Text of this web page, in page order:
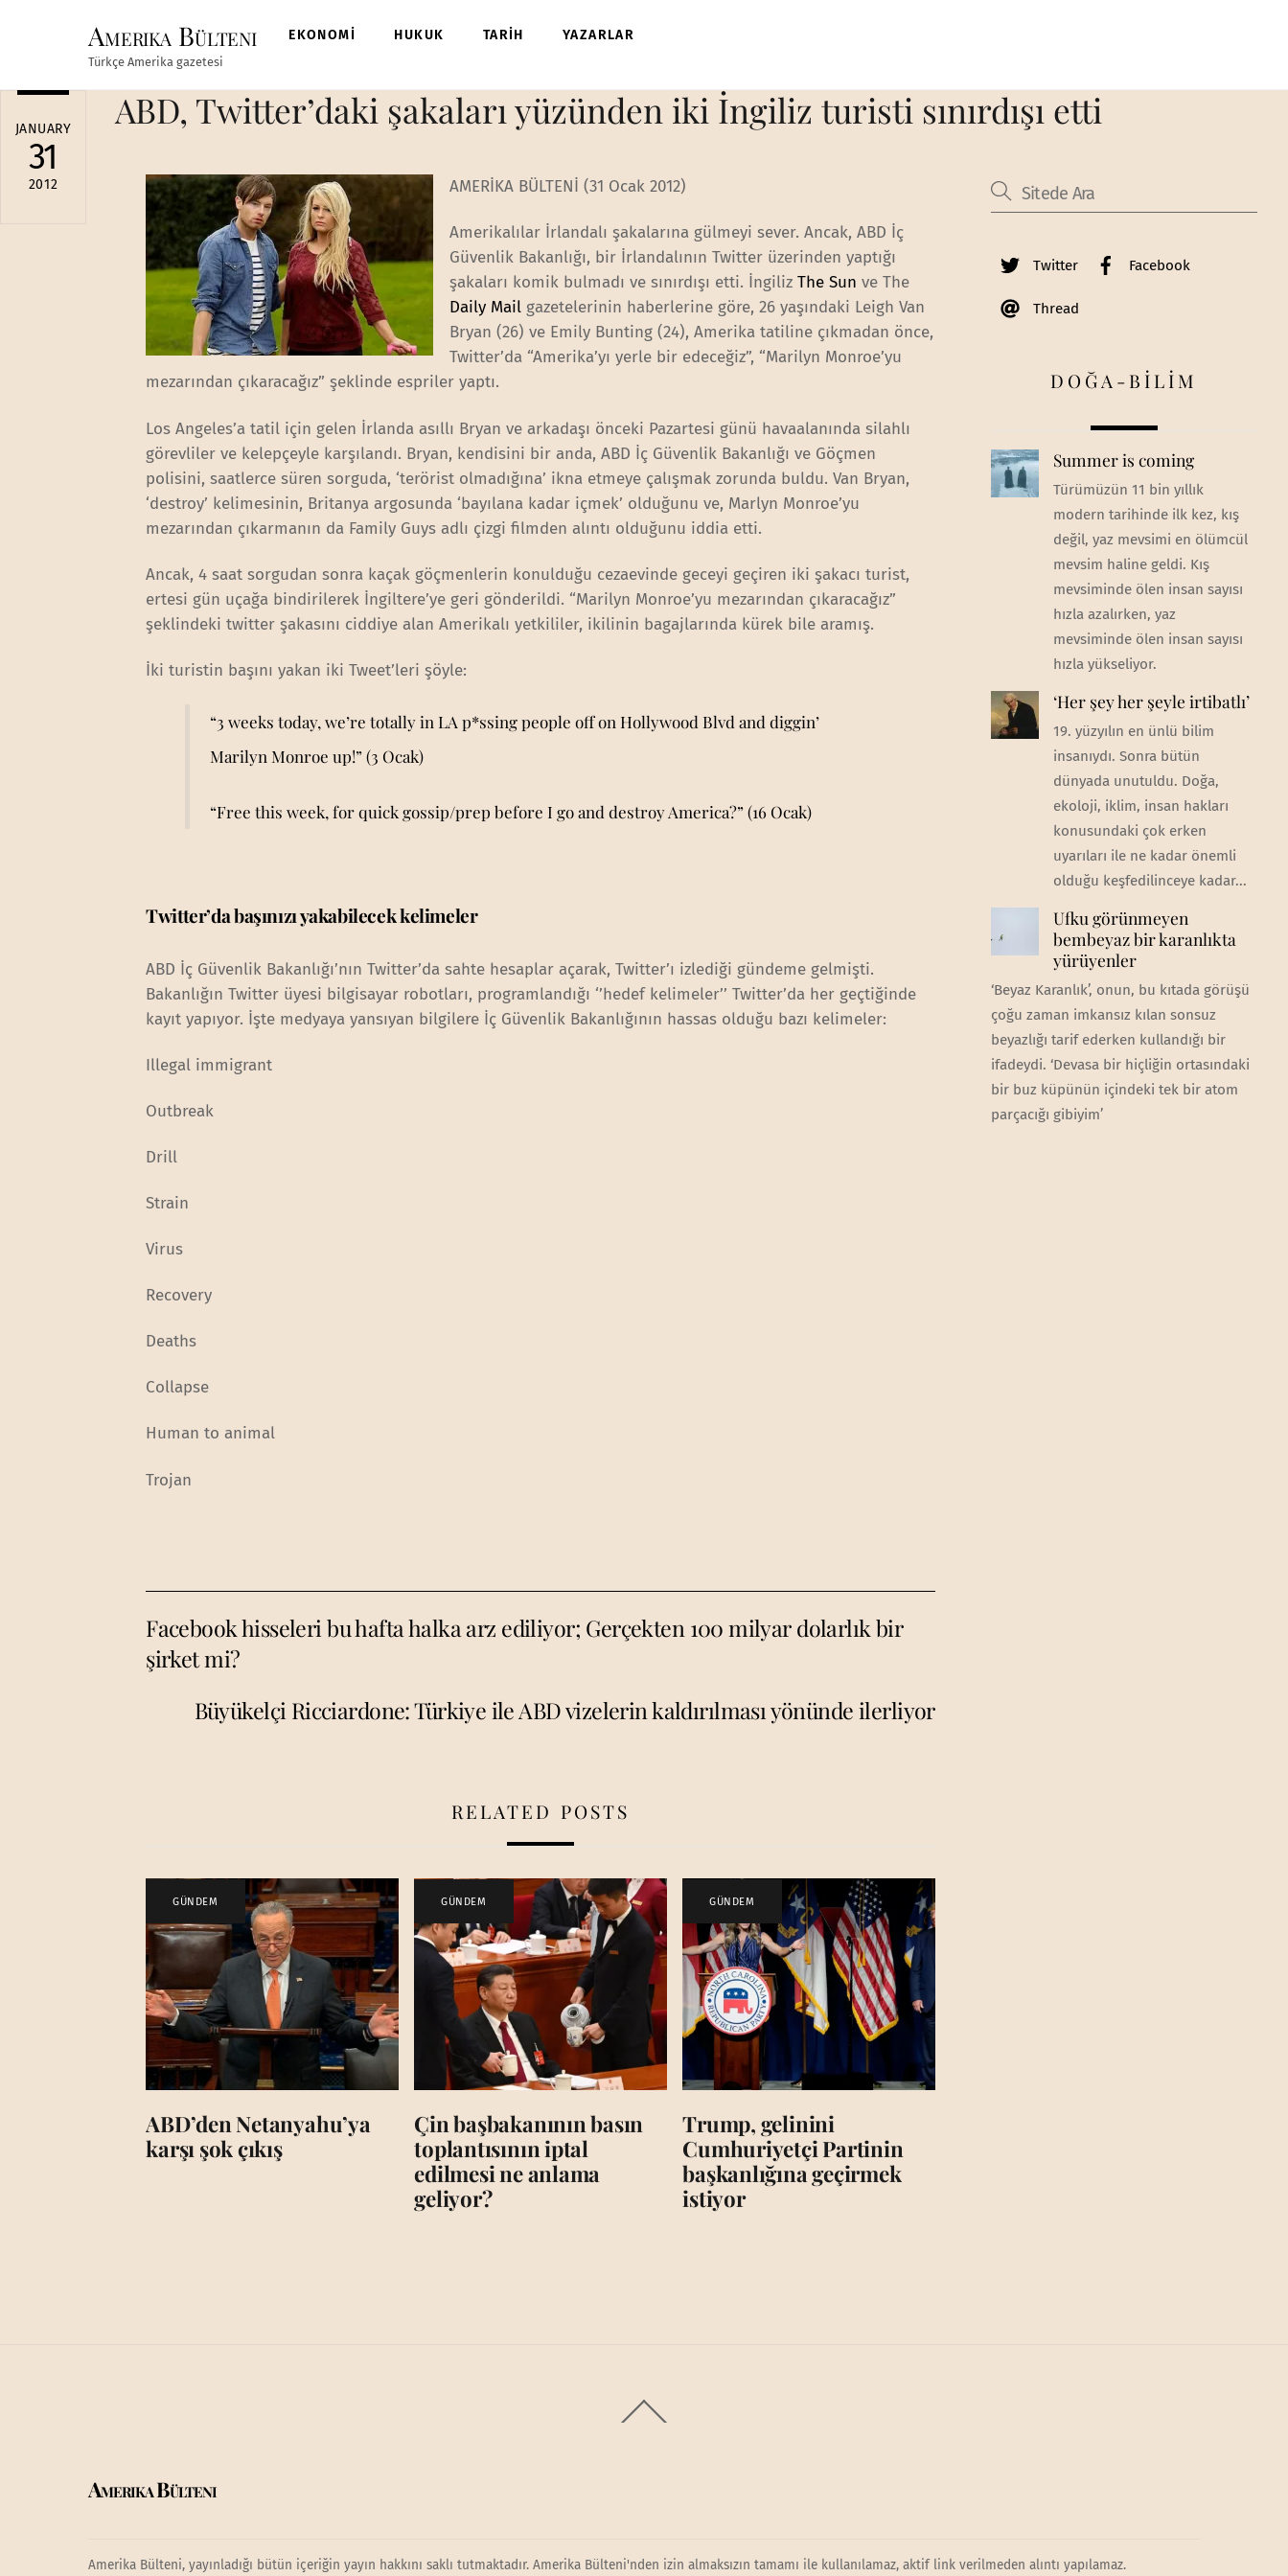
Amerika Bülteni
Türkçe Amerika gazetesi
EKONOMİ HUKUK TARİH YAZARLAR
JANUARY
31
2012
ABD, Twitter’daki şakaları yüzünden iki İngiliz turisti sınırdışı etti
AMERİKA BÜLTENİ (31 Ocak 2012)
Amerikalılar İrlandalı şakalarına gülmeyi sever. Ancak, ABD İç
Güvenlik Bakanlığı, bir İrlandalının Twitter üzerinden yaptığı
şakaları komik bulmadı ve sınırdışı etti. İngilizThe Sun ve The
Daily Mail gazetelerinin haberlerine göre, 26 yaşındaki Leigh Van
Bryan (26) ve Emily Bunting (24), Amerika tatiline çıkmadan önce,
Twitter’da “Amerika’yı yerle bir edeceğiz”, “Marilyn Monroe’yu
mezarından çıkaracağız” şeklinde espriler yaptı.
Los Angeles’a tatil için gelen İrlanda asıllı Bryan ve arkadaşı önceki Pazartesi günü havaalanında silahlı
görevliler ve kelepçeyle karşılandı. Bryan, kendisini bir anda, ABD İç Güvenlik Bakanlığı ve Göçmen
polisini, saatlerce süren sorguda, ‘terörist olmadığına’ ikna etmeye çalışmak zorunda buldu. Van Bryan,
‘destroy’ kelimesinin, Britanya argosunda ‘bayılana kadar içmek’ olduğunu ve, Marlyn Monroe’yu
mezarından çıkarmanın da Family Guys adlı çizgi filmden alıntı olduğunu iddia etti.
Ancak, 4 saat sorgudan sonra kaçak göçmenlerin konulduğu cezaevinde geceyi geçiren iki şakacı turist,
ertesi gün uçağa bindirilerek İngiltere’ye geri gönderildi. “Marilyn Monroe’yu mezarından çıkaracağız”
şeklindeki twitter şakasını ciddiye alan Amerikalı yetkililer, ikilinin bagajlarında kürek bile aramış.
İki turistin başını yakan iki Tweet’leri şöyle:
“3 weeks today, we’re totally in LA p*ssing people off on Hollywood Blvd and diggin’
Marilyn Monroe up!” (3 Ocak)
“Free this week, for quick gossip/prep before I go and destroy America?” (16 Ocak)
Twitter’da başınızı yakabilecek kelimeler
ABD İç Güvenlik Bakanlığı’nın Twitter’da sahte hesaplar açarak, Twitter’ı izlediği gündeme gelmişti.
Bakanlığın Twitter üyesi bilgisayar robotları, programlandığı ‘’hedef kelimeler’’ Twitter’da her geçtiğinde
kayıt yapıyor. İşte medyaya yansıyan bilgilere İç Güvenlik Bakanlığının hassas olduğu bazı kelimeler:
Illegal immigrant
Outbreak
Drill
Strain
Virus
Recovery
Deaths
Collapse
Human to animal
Trojan
Facebook hisseleri bu hafta halka arz ediliyor; Gerçekten 100 milyar dolarlık bir
şirket mi?
Büyükelçi Ricciardone: Türkiye ile ABD vizelerin kaldırılması yönünde ilerliyor
RELATED POSTS
GÜNDEM
ABD’den Netanyahu’ya
karşı şok çıkış
GÜNDEM
Çin başbakanının basın
toplantısının iptal
edilmesi ne anlama
geliyor?
GÜNDEM
Trump, gelinini
Cumhuriyetçi Partinin
başkanlığına geçirmek
istiyor
Twitter Facebook
Thread
DOĞA-BİLİM
Summer is coming
Türümüzün 11 bin yıllık
modern tarihinde ilk kez, kış
değil, yaz mevsimi en ölümcül
mevsim haline geldi. Kış
mevsiminde ölen insan sayısı
hızla azalırken, yaz
mevsiminde ölen insan sayısı
hızla yükseliyor.
‘Her şey her şeyle irtibatlı’
19. yüzyılın en ünlü bilim
insanıydı. Sonra bütün
dünyada unutuldu. Doğa,
ekoloji, iklim, insan hakları
konusundaki çok erken
uyarıları ile ne kadar önemli
olduğu keşfedilinceye kadar...
Ufku görünmeyen
bembeyaz bir karanlıkta
yürüyenler
‘Beyaz Karanlık’, onun, bu kıtada görüşü
çoğu zaman imkansız kılan sonsuz
beyazlığı tarif ederken kullandığı bir
ifadeydi. ‘Devasa bir hiçliğin ortasındaki
bir buz küpünün içindeki tek bir atom
parçacığı gibiyim’
To
Amerika Bülteni
Amerika Bülteni, yayınladığı bütün içeriğin yayın hakkını saklı tutmaktadır. Amerika Bülteni'nden izin almaksızın tamamı ile kullanılamaz, aktif link verilmeden alıntı yapılamaz.